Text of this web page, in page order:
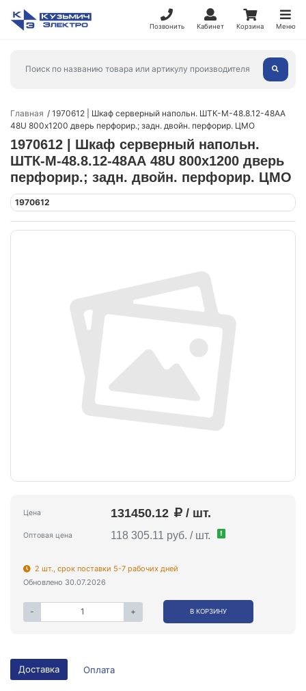
Позвонить Кабинет Корзина Меню
Главная
1970612 | Шкаф серверный напольн. ШТК-М-48.8.12-48АА
48U 800х1200 дверь перфорир.; задн. двойн. перфорир. ЦМО
1970612 | Шкаф серверный напольн.
ШТК-М-48.8.12-48АА 48U 800х1200 дверь
перфорир.; задн. двойн. перфорир. ЦМО
1970612
Цена 131450.12 / шт.
Оптовая цена 118 305.11 руб. / шт. !
2 шт., срок поставки 5-7 рабочих дней
Обновлено 30.07.2026
- + В КОРЗИНУ
Доставка Оплата